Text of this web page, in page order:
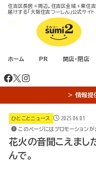
住吉区長居＋周辺。住吉区全域＋東住
届けする「大阪住吉つーしん」公式サイト
ホーム PR 開店・閉店
＞ 情報提
ひとことニュース 2025.06.01
このページにはプロモーションが
花火の音聞こえまし
んで。